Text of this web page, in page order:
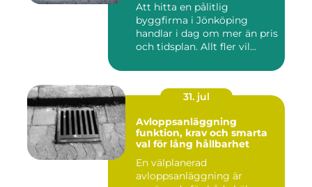
Att hitta en pålitlig
byggfirma i Jönköping
handlar i dag om mer än pris
och tidsplan. Allt fler vil...
31. jul
Avloppsanläggning
funktion, krav och smarta
val för lång hållbarhet
En välplanerad
avloppsanläggning är